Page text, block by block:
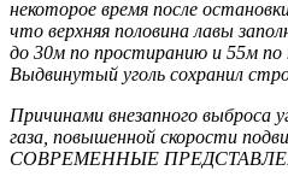
некоторое время после
что верхняя половина лавы
до 30м по простиранию и 55м по
Выдвинутый уголь сохранил
Причинами внезапного выброса
газа, повышенной скорости
СОВРЕМЕННЫЕ